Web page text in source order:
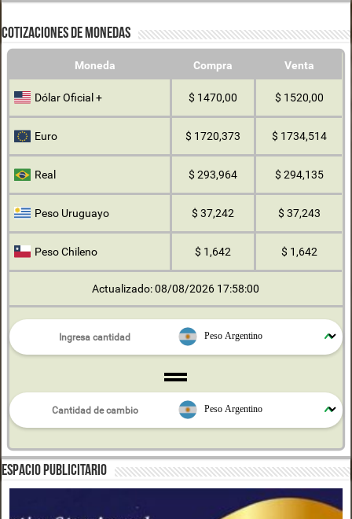
COTIZACIONES DE MONEDAS
Moneda Compra Venta
Dólar Oficial + $ 1470,00 $ 1520,00
Euro $ 1720,373 $ 1734,514
Real $ 293,964 $ 294,135
Peso Uruguayo $ 37,242 $ 37,243
Peso Chileno $ 1,642 $ 1,642
Actualizado: 08/08/2026 17:58:00
ESPACIO PUBLICITARIO